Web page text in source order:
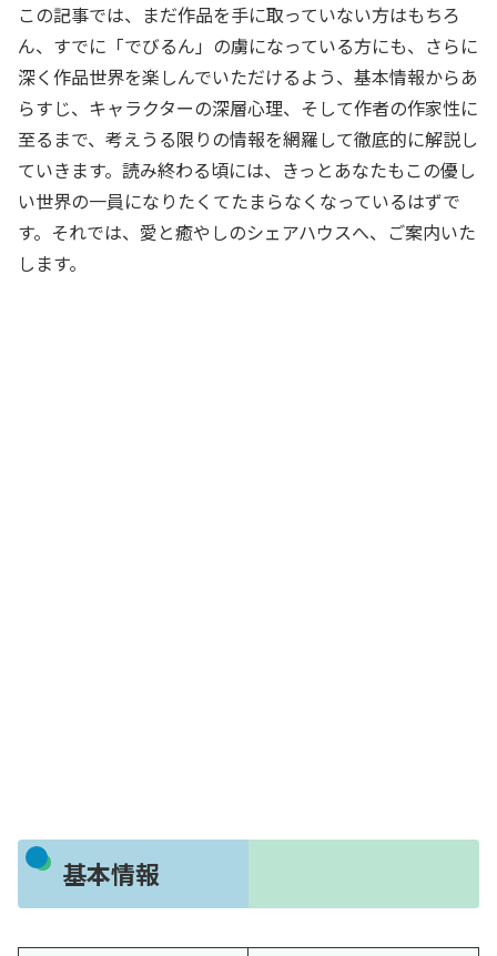
この記事では、まだ作品を手に取っていない方はもちろ
ん、すでに「でびるん」の虜になっている方にも、さらに
深く作品世界を楽しんでいただけるよう、基本情報からあ
らすじ、キャラクターの深層心理、そして作者の作家性に
至るまで、考えうる限りの情報を網羅して徹底的に解説し
ていきます。読み終わる頃には、きっとあなたもこの優し
い世界の一員になりたくてたまらなくなっているはずで
す。それでは、愛と癒やしのシェアハウスへ、ご案内いた
します。
基本情報